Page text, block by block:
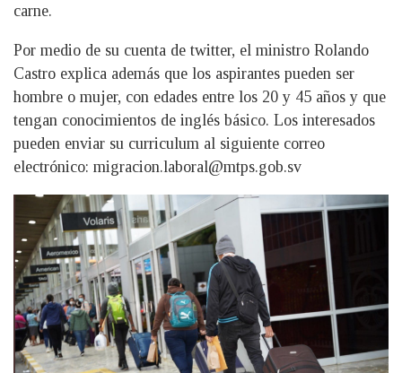
carne.
Por medio de su cuenta de twitter, el ministro Rolando
Castro explica además que los aspirantes pueden ser
hombre o mujer, con edades entre los 20 y 45 años y que
tengan conocimientos de inglés básico. Los interesados
pueden enviar su curriculum al siguiente correo
electrónico: migracion.laboral@mtps.gob.sv